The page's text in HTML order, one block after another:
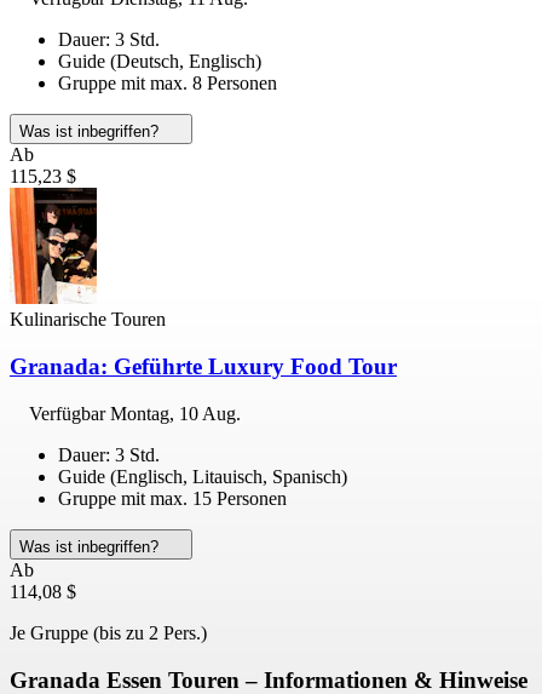
Dauer: 3 Std.
Guide (Deutsch, Englisch)
Gruppe mit max. 8 Personen
Was ist inbegriffen?
Ab
115,23 $
Kulinarische Touren
Granada: Geführte Luxury Food Tour
VerfügbarMontag, 10 Aug.
Dauer: 3 Std.
Guide (Englisch, Litauisch, Spanisch)
Gruppe mit max. 15 Personen
Was ist inbegriffen?
Ab
114,08 $
Je Gruppe (bis zu 2 Pers.)
Granada Essen Touren – Informationen & Hinweise